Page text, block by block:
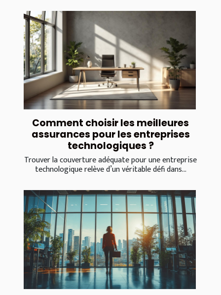
Comment choisir les meilleures
assurances pour les entreprises
technologiques ?
Trouver la couverture adéquate pour une entreprise
technologique relève d’un véritable défi dans...